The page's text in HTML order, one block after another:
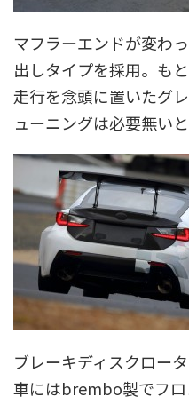
マフラーエンドが変わ
出しタイプを採用。も
走行を念頭に置いたグ
ューニングは必要無いと
ブレーキディスクロー
車にはbrembo製でフ